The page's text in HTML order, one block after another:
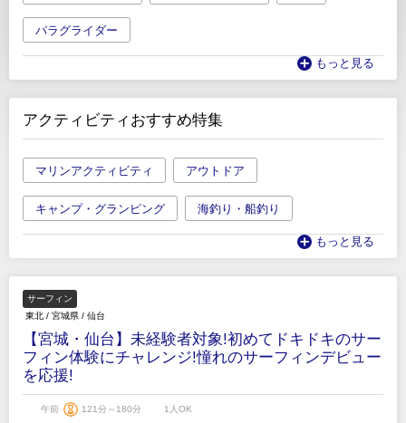
パラグライダー
もっと見る
アクティビティおすすめ特集
マリンアクティビティ アウトドア
キャンプ・グランピング 海釣り・船釣り
もっと見る
サーフィン
東北 / 宮城県 / 仙台
【宮城・仙台】未経験者対象!初めてドキドキのサー
フィン体験にチャレンジ!憧れのサーフィンデビュー
を応援!
午前 121分～180分
1人OK